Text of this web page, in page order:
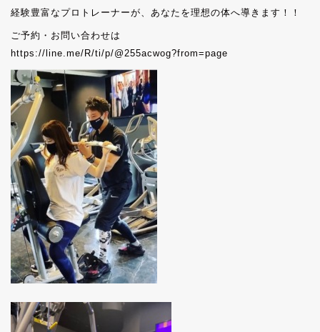
経験豊富なプロトレーナーが、あなたを理想の体へ導きます！！
ご予約・お問い合わせは
https://line.me/R/ti/p/@255acwog?from=page